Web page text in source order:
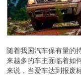
随着我国汽车保有量的
来越多的车主面临着如
来说，当爱车达到报废